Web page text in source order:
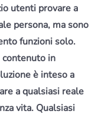
utenti provare a
persona, ma sono
funzioni solo.
in
è inteso a
a qualsiasi reale
vita. Qualsiasi